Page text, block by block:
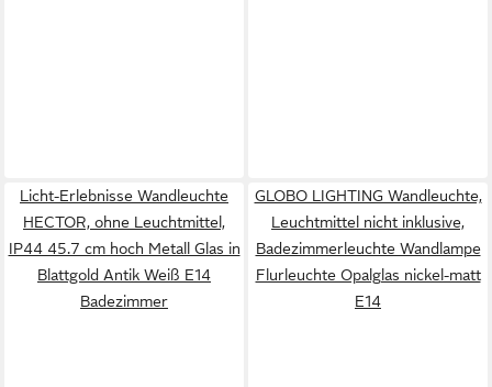
Licht-Erlebnisse Wandleuchte
HECTOR, ohne Leuchtmittel,
IP44 45.7 cm hoch Metall Glas in
Blattgold Antik Weiß E14
Badezimmer
GLOBO LIGHTING Wandleuchte,
Leuchtmittel nicht inklusive,
Badezimmerleuchte Wandlampe
Flurleuchte Opalglas nickel-matt
E14